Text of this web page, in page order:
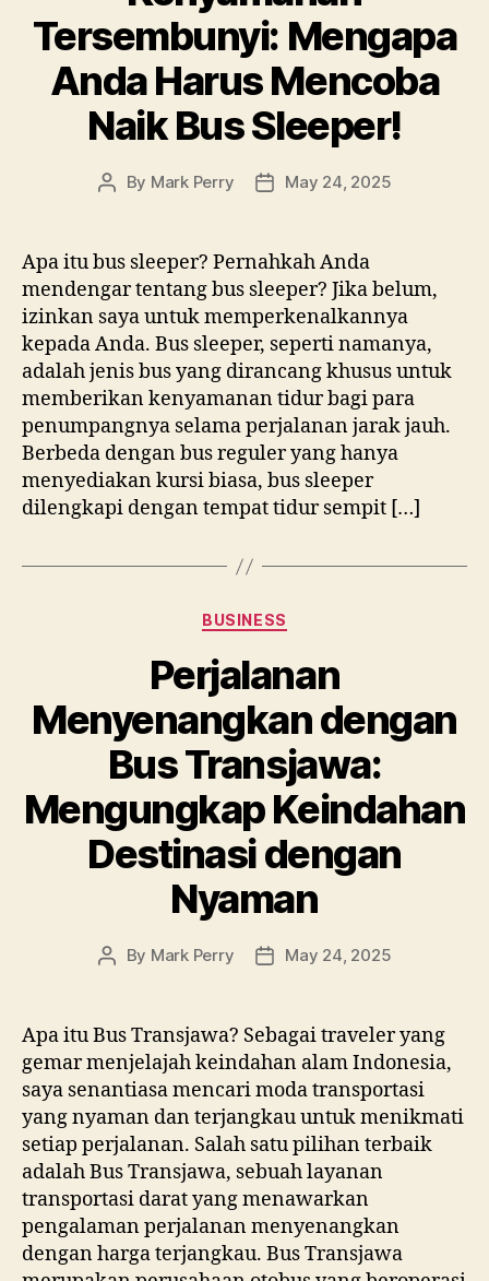
Tersembunyi: Mengapa
Anda Harus Mencoba
Naik Bus Sleeper!
Post
By Mark Perry
PostMay 24, 2025
Apa itu bus sleeper? Pernahkah Anda
mendengar tentang bus sleeper? Jika belum,
izinkan saya untuk memperkenalkannya
kepada Anda. Bus sleeper, seperti namanya,
adalah jenis bus yang dirancang khusus untuk
memberikan kenyamanan tidur bagi para
penumpangnya selama perjalanan jarak jauh.
Berbeda dengan bus reguler yang hanya
menyediakan kursi biasa, bus sleeper
dilengkapi dengan tempat tidur sempit […]
Categories
BUSINESS
Perjalanan
Menyenangkan dengan
Bus Transjawa:
Mengungkap Keindahan
Destinasi dengan
Nyaman
Post
By Mark Perry
PostMay 24, 2025
Apa itu Bus Transjawa? Sebagai traveler yang
gemar menjelajah keindahan alam Indonesia,
saya senantiasa mencari moda transportasi
yang nyaman dan terjangkau untuk menikmati
setiap perjalanan. Salah satu pilihan terbaik
adalah Bus Transjawa, sebuah layanan
transportasi darat yang menawarkan
pengalaman perjalanan menyenangkan
dengan harga terjangkau. Bus Transjawa